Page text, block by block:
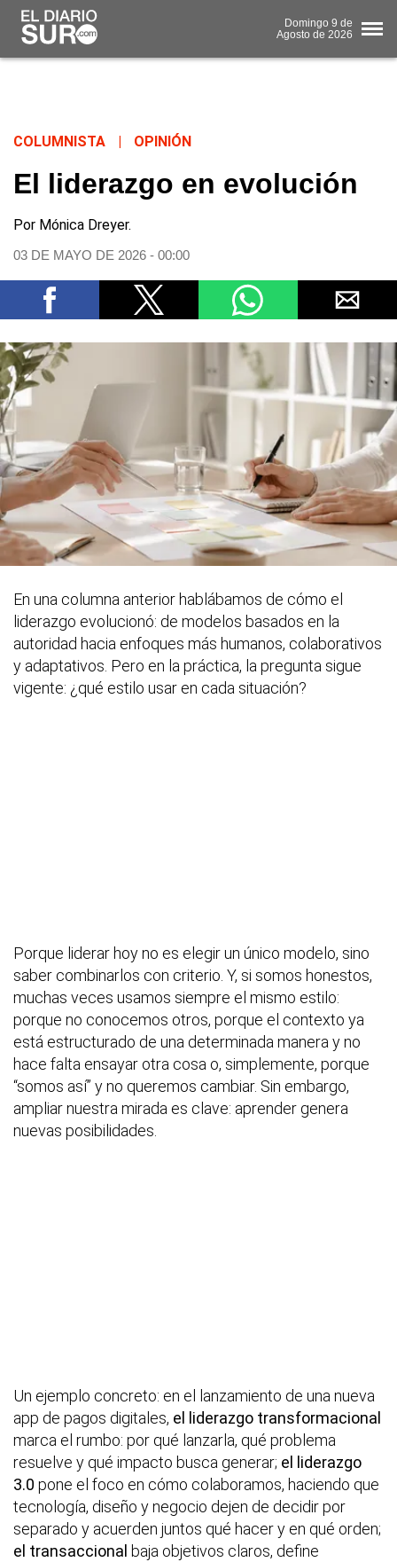
Domingo 9 de
Agosto de 2026
COLUMNISTA OPINIÓN
El liderazgo en evolución
Por Mónica Dreyer.
03 DE MAYO DE 2026 - 00:00
En una columna anterior hablábamos de cómo el
liderazgo evolucionó: de modelos basados en la
autoridad hacia enfoques más humanos, colaborativos
y adaptativos. Pero en la práctica, la pregunta sigue
vigente: ¿qué estilo usar en cada situación?
Porque liderar hoy no es elegir un único modelo, sino
saber combinarlos con criterio. Y, si somos honestos,
muchas veces usamos siempre el mismo estilo:
porque no conocemos otros, porque el contexto ya
está estructurado de una determinada manera y no
hace falta ensayar otra cosa o, simplemente, porque
“somos así” y no queremos cambiar. Sin embargo,
ampliar nuestra mirada es clave: aprender genera
nuevas posibilidades.
Un ejemplo concreto: en el lanzamiento de una nueva
app de pagos digitales, el liderazgo transformacional
marca el rumbo: por qué lanzarla, qué problema
resuelve y qué impacto busca generar; el liderazgo
3.0 pone el foco en cómo colaboramos, haciendo que
tecnología, diseño y negocio dejen de decidir por
separado y acuerden juntos qué hacer y en qué orden;
el transaccional baja objetivos claros, define